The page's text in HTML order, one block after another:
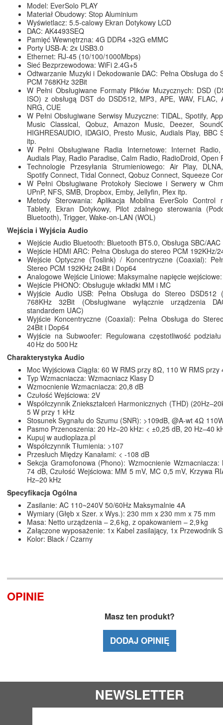
Model: EverSolo PLAY
Materiał Obudowy: Stop Aluminium
Wyświetlacz: 5.5-calowy Ekran Dotykowy LCD
DAC: AK4493SEQ
Pamięć Wewnętrzna: 4G DDR4 +32G eMMC
Porty USB-A: 2x USB3.0
Ethernet: RJ-45 (10/100/1000Mbps)
Sieć Bezprzewodowa: WiFi 2.4G+5
Odtwarzanie Muzyki i Dekodowanie DAC: Pełna Obsługa do
PCM 768KHz 32Bit
W Pełni Obsługiwane Formaty Plików Muzycznych: DSD
ISO) z obsługą DST do DSD512, MP3, APE, WAV, FLAC,
NRG, CUE
W Pełni Obsługiwane Serwisy Muzyczne: TIDAL, Spotify,
Music Classical, Qobuz, Amazon Music, Deezer,
HIGHRESAUDIO, IDAGIO, Presto Music, Audials Play, BBC
itp.
W Pełni Obsługiwane Radia Internetowe: Internet
Audials Play, Radio Paradise, Calm Radio, RadioDroid, Open
Technologie Przesyłania Strumieniowego: Air Play,
Spotify Connect, Tidal Connect, Qobuz Connect, Squeeze
W Pełni Obsługiwane Protokoły Sieciowe i Serwery w
UPnP, NFS, SMB, Dropbox, Emby, Jellyfin, Plex itp.
Metody Sterowania: Aplikacja Mobilna EverSolo Control
Tablety, Ekran Dotykowy, Pilot zdalnego sterowania
Bluetooth), Trigger, Wake-on-LAN (WOL)
Wejścia i Wyjścia Audio
Wejście Audio Bluetooth: Bluetooth BT5.0, Obsługa SBC/AAC
Wejście HDMI ARC: Pełna Obsługa do stereo PCM 192KHz/
Wejście Optyczne (Toslink) / Koncentryczne (Coaxial):
Stereo PCM 192KHz 24Bit i Dop64
Analogowe Wejście Liniowe: Maksymalne napięcie
Wejście PHONO: Obsługuje wkładki MM i MC
Wyjście Audio USB: Pełna Obsługa do Stereo DSD512
768KHz 32Bit (Obsługiwane wyłącznie urządzenia
standardem UAC)
Wyjście Koncentryczne (Coaxial): Pełna Obsługa do
24Bit i Dop64
Wyjście na Subwoofer: Regulowana częstotliwość
40 Hz do 500 Hz
Charakterystyka Audio
Moc Wyjściowa Ciągła: 60 W RMS przy 8Ω, 110 W RMS przy
Typ Wzmacniacza: Wzmacniacz Klasy D
Wzmocnienie Wzmacniacza: 20,8 dB
Czułość Wejściowa: 2V
Współczynnik Zniekształceń Harmonicznych (THD)
5 W przy 1 kHz
Stosunek Sygnału do Szumu (SNR): >109dB, @A-wt 4Ω
Pasmo Przenoszenia: 20 Hz–20 kHz: < ±0,25 dB, 20 Hz–40
Kupuj w audioplaza.pl
Współczynnik Tłumienia: >107
Przesłuch Między Kanałami: < -108 dB
Sekcja Gramofonowa (Phono): Wzmocnienie
74 dB, Czułość Wejściowa: MM 5 mV, MC 0,5 mV, Krzywa
Hz–20 kHz
Specyfikacja Ogólna
Zasilanie: AC 110~240V 50/60Hz Maksymalnie 4A
Wymiary (Głęb x Szer. x Wys.): 230 mm x 230 mm x 75 mm
Masa: Netto urządzenia – 2,6 kg, z opakowaniem – 2,9 kg
Załączone wyposażenie: 1x Kabel zasilający, 1x Przewodnik
Kolor: Black / Czarny
OPINIE
Masz ten produkt?
DODAJ OPINIĘ
NEWSLETTER